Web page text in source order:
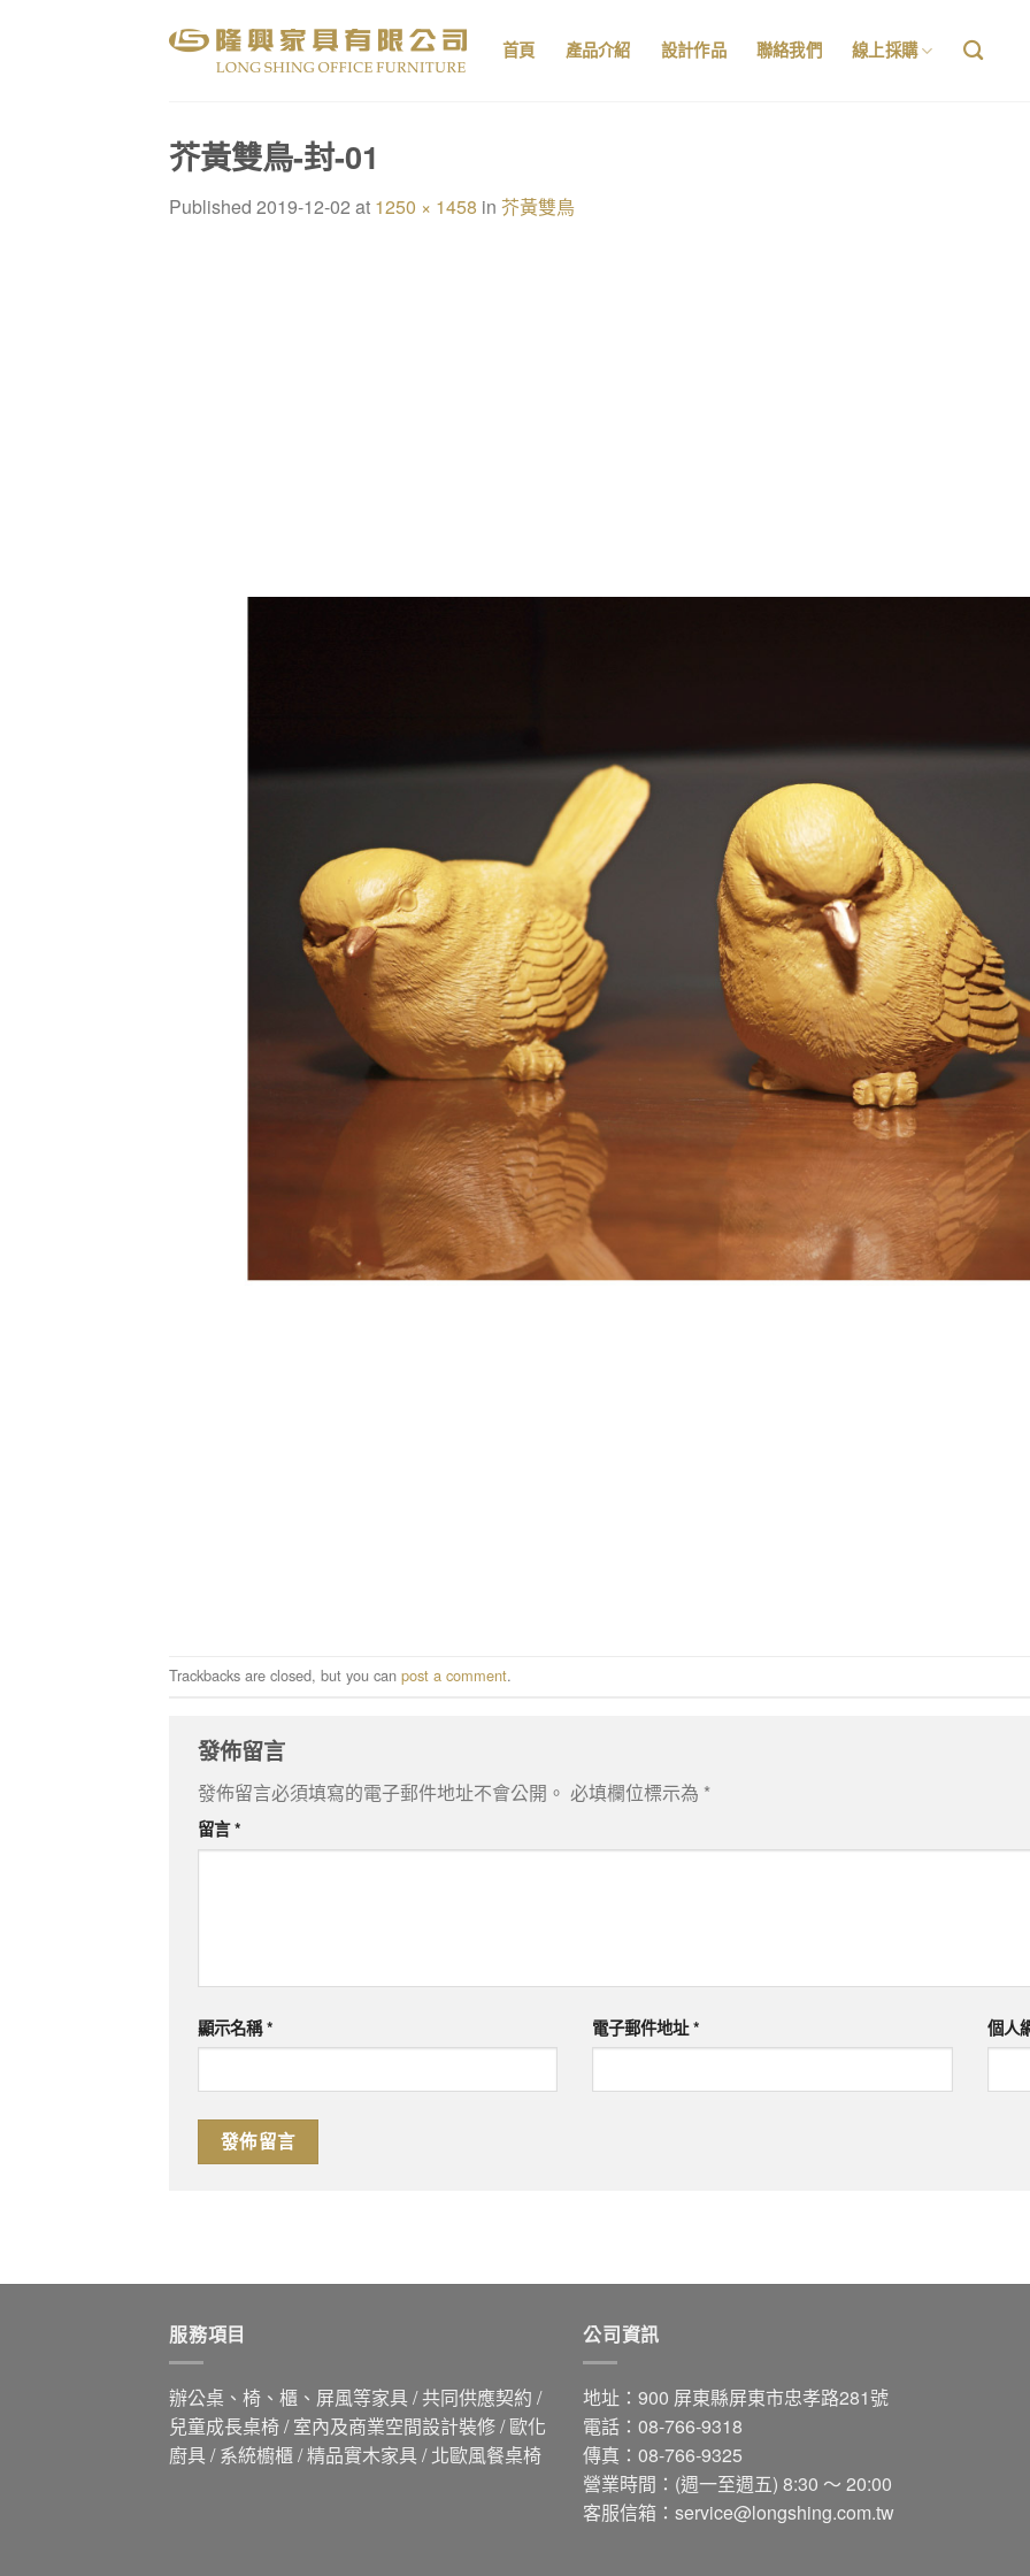
首頁 產品介紹 設計作品 聯絡我們 線上採購
芥黃雙鳥-封-01
Published 2019-12-02 at 1250 × 1458 in 芥黃雙鳥
Trackbacks are closed, but you can post a comment.
發佈留言
發佈留言必須填寫的電子郵件地址不會公開。 必填欄位標示為 *
留言*
顯示名稱* 電子郵件地址* 個人
服務項目
辦公桌、椅、櫃、屏風等家具 / 共同供應契約 /
兒童成長桌椅 / 室內及商業空間設計裝修 / 歐化
廚具 / 系統櫥櫃 / 精品實木家具 / 北歐風餐桌椅
公司資訊
地址：900 屏東縣屏東市忠孝路281號
電話：08-766-9318
傳真：08-766-9325
營業時間：(週一至週五) 8:30 ～ 20:00
客服信箱： service@longshing.com.tw